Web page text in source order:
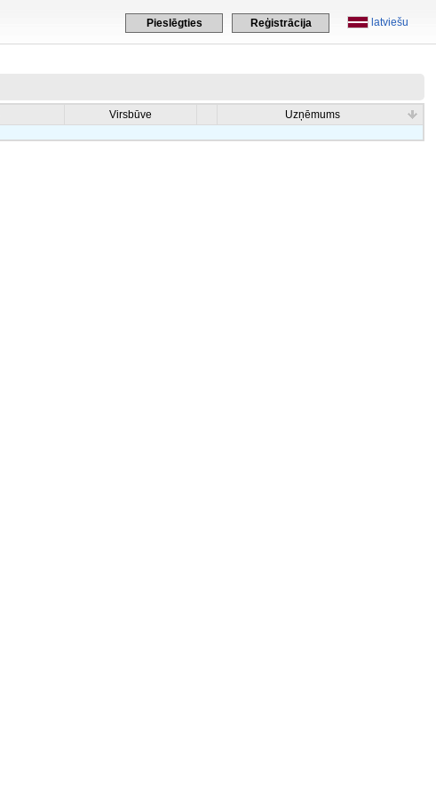
latviešu
Pieslēgties Reģistrācija
Virsbūve
Uzņēmums